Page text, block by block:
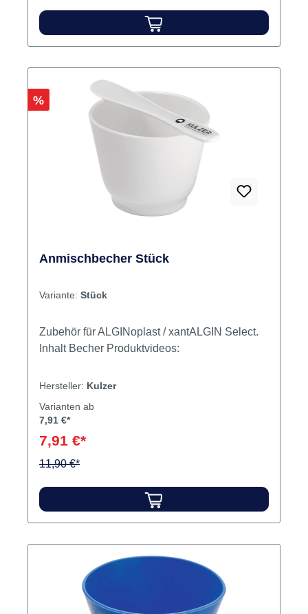
Rabatt
%
Anmischbecher Stück
Variante: Stück
Zubehör für ALGINoplast / xantALGIN Select.
Hersteller: Kulzer
Varianten ab
7,91 €*
7,91 €*
11,90 €*